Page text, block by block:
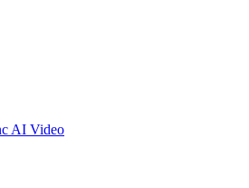
AI Video